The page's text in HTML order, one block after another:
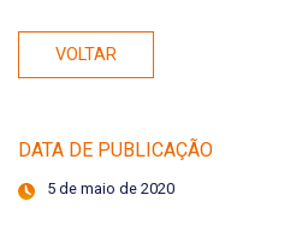
VOLTAR
DATA DE PUBLICAÇÃO
5 de maio de 2020